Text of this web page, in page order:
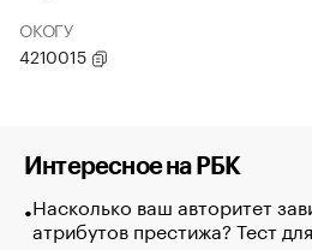
ОКОГУ
4210015
Интересное на РБК
Насколько ваш авторитет
атрибутов престижа? Тест